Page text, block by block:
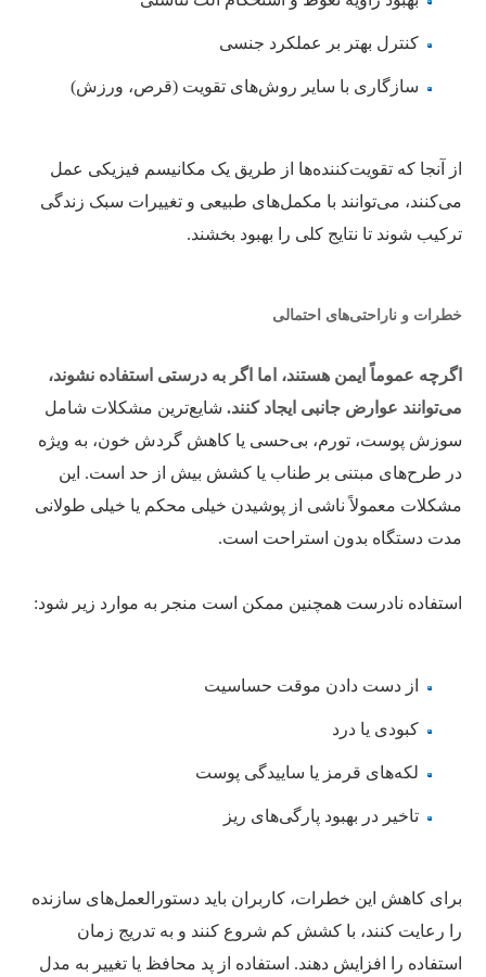
کنترل بهتر بر عملکرد جنسی
سازگاری با سایر روش‌های تقویت (قرص، ورزش)
از آنجا که تقویت‌کننده‌ها از طریق یک مکانیسم فیزیکی عمل
می‌کنند، می‌توانند با مکمل‌های طبیعی و تغییرات سبک زندگی
ترکیب شوند تا نتایج کلی را بهبود بخشند.
خطرات و ناراحتی‌های احتمالی
اگرچه عموماً ایمن هستند، اما اگر به درستی استفاده نشوند،
می‌توانند عوارض جانبی ایجاد کنند. شایع‌ترین مشکلات شامل
سوزش پوست، تورم، بی‌حسی یا کاهش گردش خون، به ویژه
در طرح‌های مبتنی بر طناب یا کشش بیش از حد است. این
مشکلات معمولاً ناشی از پوشیدن خیلی محکم یا خیلی طولانی
مدت دستگاه بدون استراحت است.
استفاده نادرست همچنین ممکن است منجر به موارد زیر شود:
از دست دادن موقت حساسیت
کبودی یا درد
لکه‌های قرمز یا ساییدگی پوست
تاخیر در بهبود پارگی‌های ریز
برای کاهش این خطرات، کاربران باید دستورالعمل‌های سازنده
را رعایت کنند، با کشش کم شروع کنند و به تدریج زمان
استفاده را افزایش دهند. استفاده از پد محافظ یا تغییر به مدل